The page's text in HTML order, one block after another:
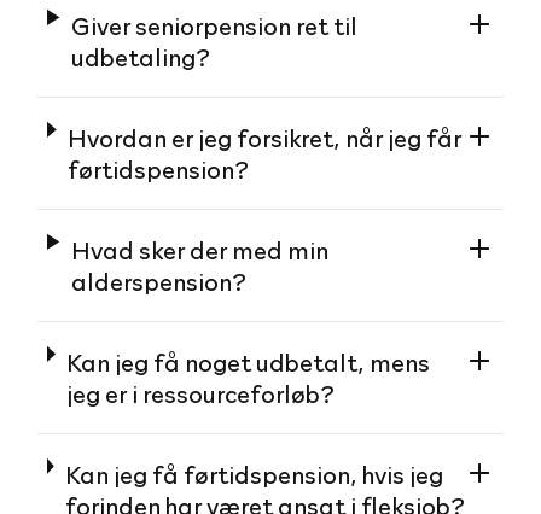
Giver seniorpension ret til
udbetaling?
Hvordan er jeg forsikret, når jeg får
førtidspension?
Hvad sker der med min
alderspension?
Kan jeg få noget udbetalt, mens
jeg er i ressourceforløb?
Kan jeg få førtidspension, hvis jeg
forinden har været ansat i fleksjob?